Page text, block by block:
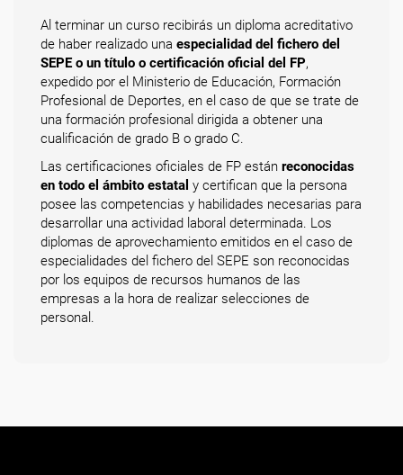
Al terminar un curso recibirás un diploma acreditativo
de haber realizado una especialidad del fichero del
SEPE o un título o certificación oficial del FP,
expedido por el Ministerio de Educación, Formación
Profesional de Deportes, en el caso de que se trate de
una formación profesional dirigida a obtener una
cualificación de grado B o grado C.
Las certificaciones oficiales de FP están reconocidas
en todo el ámbito estatal y certifican que la persona
posee las competencias y habilidades necesarias para
desarrollar una actividad laboral determinada. Los
diplomas de aprovechamiento emitidos en el caso de
especialidades del fichero del SEPE son reconocidas
por los equipos de recursos humanos de las
empresas a la hora de realizar selecciones de
personal.